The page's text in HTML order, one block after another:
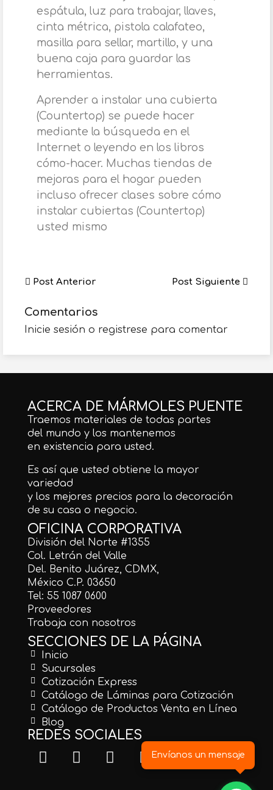
espátula, luz para trabajar, llaves,
cinta métrica, pistola calafateo,
masilla para sellar, martillo, y una
buena caja para guardar las
herramientas.
Aprender a instalar una cubierta
(Countertop) se puede hacer
mediante la búsqueda en el
Internet o leyendo en los libros
cómo-hacer. Muchas tiendas de
mejoras para el hogar pueden
incluso ofrecer clases sobre cómo
instalar cubiertas (Countertop)
usted mismo
Post Anterior Post Siguiente
Comentarios
Inicie sesión o registrese para comentar
ACERCA DE MÁRMOLES PUENTE
Traemos materiales de todas partes
del mundo y los mantenemos
en existencia para usted.
Es así que usted obtiene la mayor
variedad
y los mejores precios para la decoración
de su casa o negocio.
OFICINA CORPORATIVA
División del Norte #1355
Col. Letrán del Valle
Del. Benito Juárez, CDMX,
México C.P. 03650
Tel: 55 1087 0600
Proveedores
Trabaja con nosotros
SECCIONES DE LA PÁGINA
Inicio
Sucursales
Cotización Express
Catálogo de Láminas para Cotización
Catálogo de Productos Venta en Línea
Blog
REDES SOCIALES
Envíanos un mensaje